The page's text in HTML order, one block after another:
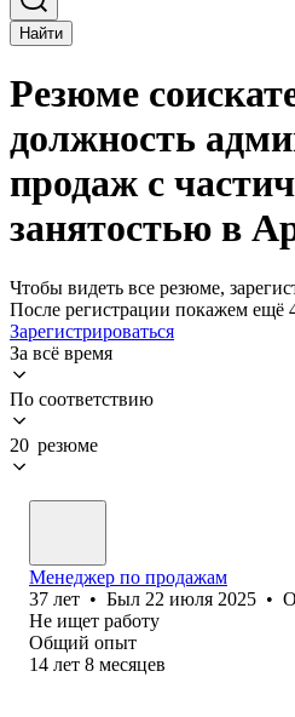
Найти
Резюме
должность
продаж с
занятостью в
Чтобы видеть все резюме,
После регистрации покажем ещё
Зарегистрироваться
За всё время
По соответствию
20 резюме
Менеджер по продажам
37 лет • Был 22 июля 2025 •
Не ищет работу
Общий опыт
14 лет 8 месяцев